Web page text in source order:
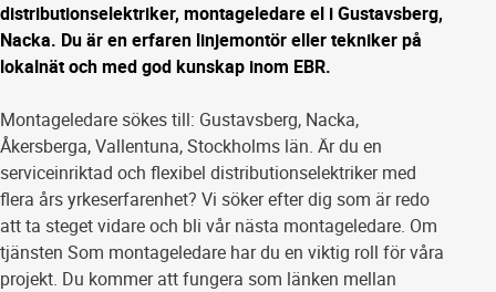
distributionselektriker, montageledare el i Gustavsberg,
Nacka. Du är en erfaren linjemontör eller tekniker på
lokalnät och med god kunskap inom EBR.
Montageledare sökes till: Gustavsberg, Nacka,
Åkersberga, Vallentuna, Stockholms län. Är du en
serviceinriktad och flexibel distributionselektriker med
flera års yrkeserfarenhet? Vi söker efter dig som är redo
att ta steget vidare och bli vår nästa montageledare. Om
tjänsten Som montageledare har du en viktig roll för våra
projekt. Du kommer att fungera som länken mellan